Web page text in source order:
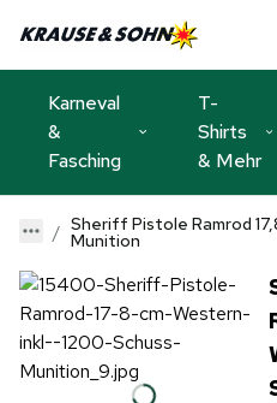
Karneval
&
Fasching
T-
Shirts
& Mehr
Sheriff Pistole Ramrod
Munition